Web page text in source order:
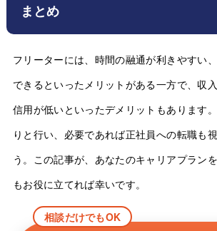
まとめ
フリーターには、時間の融通が利きやすい
できるといったメリットがある一方で、収
信用が低いといったデメリットもあります
りと行い、必要であれば正社員への転職も
う。この記事が、あなたのキャリアプラン
もお役に立てれば幸いです。
相談だけでもOK